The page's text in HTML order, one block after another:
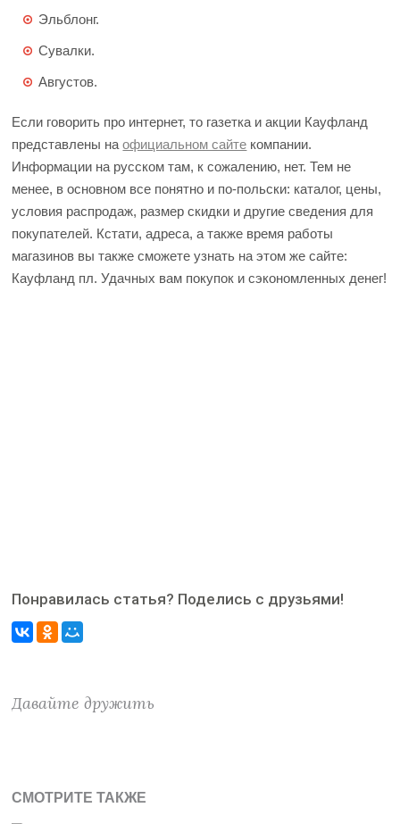
Эльблонг.
Сувалки.
Августов.
Если говорить про интернет, то газетка и акции Кауфланд
представлены наофициальном сайте компании.
Информации на русском там, к сожалению, нет. Тем не
менее, в основном все понятно и по-польски: каталог, цены,
условия распродаж, размер скидки и другие сведения для
покупателей. Кстати, адреса, а также время работы
магазинов вы также сможете узнать на этом же сайте:
Кауфланд пл. Удачных вам покупок и сэкономленных денег!
Понравилась статья? Поделись с друзьями!
Давайте дружить
СМОТРИТЕ ТАКЖЕ